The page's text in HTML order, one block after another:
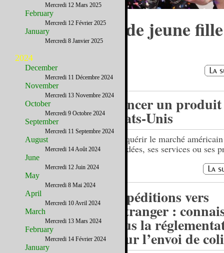
Enterrer sa vie de jeune
Austin
Lancer un
Etats-Unis
Conquérir le marché
ses idées, ses services ou ses
Expéditions vers
l’étranger :
vous la
pour l’envoi de
Mercredi 12 Mars 2025
February
Mercredi 12 Février 2025
January
Mercredi 8 Janvier 2025
2024
December
Mercredi 11 Décembre 2024
November
Mercredi 13 Novembre 2024
October
Mercredi 9 Octobre 2024
September
Mercredi 11 Septembre 2024
August
Mercredi 14 Août 2024
June
Mercredi 12 Juin 2024
May
Mercredi 8 Mai 2024
April
Mercredi 10 Avril 2024
March
Mercredi 13 Mars 2024
February
Mercredi 14 Février 2024
January